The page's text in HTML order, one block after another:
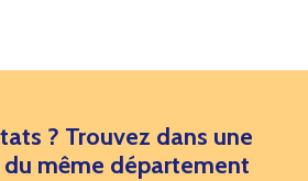
? Trouvez dans une
même département